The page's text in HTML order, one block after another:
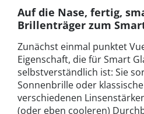
Auf die Nase, fertig,
Brillenträger zum
Zunächst einmal punktet
Eigenschaft, die für Smart
selbstverständlich ist: Sie
Sonnenbrille oder
verschiedenen
(oder eben cooleren)